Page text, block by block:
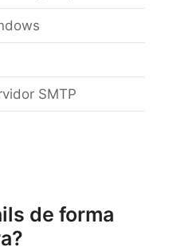
SMTP
de forma